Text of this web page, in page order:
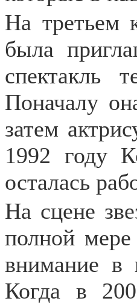
На третьем
была
спектакль
Поначалу
затем
1992 году
осталась
На сцене
полной мере
внимание в
Когда в